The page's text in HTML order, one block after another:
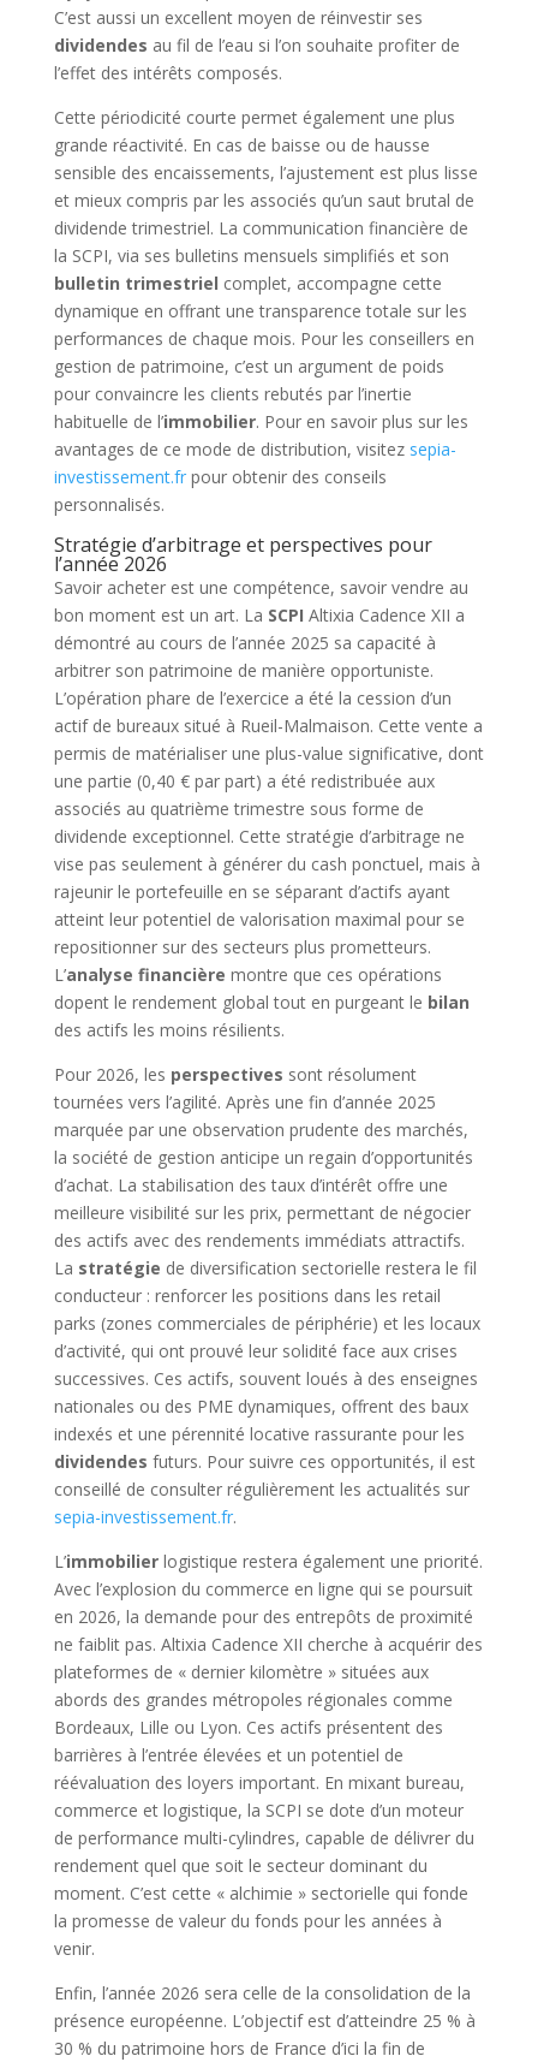
C’est aussi un excellent moyen de réinvestir ses
dividendes au fil de l’eau si l’on souhaite profiter de
l’effet des intérêts composés.
Cette périodicité courte permet également une plus
grande réactivité. En cas de baisse ou de hausse
sensible des encaissements, l’ajustement est plus lisse
et mieux compris par les associés qu’un saut brutal de
dividende trimestriel. La communication financière de
la SCPI, via ses bulletins mensuels simplifiés et son
bulletin trimestriel complet, accompagne cette
dynamique en offrant une transparence totale sur les
performances de chaque mois. Pour les conseillers en
gestion de patrimoine, c’est un argument de poids
pour convaincre les clients rebutés par l’inertie
habituelle de l’immobilier. Pour en savoir plus sur les
avantages de ce mode de distribution, visitez sepia-
investissement.frpour obtenir des conseils
personnalisés.
Stratégie d’arbitrage et perspectives pour
l’année 2026
Savoir acheter est une compétence, savoir vendre au
bon moment est un art. La SCPI Altixia Cadence XII a
démontré au cours de l’année 2025 sa capacité à
arbitrer son patrimoine de manière opportuniste.
L’opération phare de l’exercice a été la cession d’un
actif de bureaux situé à Rueil-Malmaison. Cette vente a
permis de matérialiser une plus-value significative, dont
une partie (0,40 € par part) a été redistribuée aux
associés au quatrième trimestre sous forme de
dividende exceptionnel. Cette stratégie d’arbitrage ne
vise pas seulement à générer du cash ponctuel, mais à
rajeunir le portefeuille en se séparant d’actifs ayant
atteint leur potentiel de valorisation maximal pour se
repositionner sur des secteurs plus prometteurs.
L’analyse financière montre que ces opérations
dopent le rendement global tout en purgeant le bilan
des actifs les moins résilients.
Pour 2026, les perspectives sont résolument
tournées vers l’agilité. Après une fin d’année 2025
marquée par une observation prudente des marchés,
la société de gestion anticipe un regain d’opportunités
d’achat. La stabilisation des taux d’intérêt offre une
meilleure visibilité sur les prix, permettant de négocier
des actifs avec des rendements immédiats attractifs.
La stratégie de diversification sectorielle restera le fil
conducteur : renforcer les positions dans les retail
parks (zones commerciales de périphérie) et les locaux
d’activité, qui ont prouvé leur solidité face aux crises
successives. Ces actifs, souvent loués à des enseignes
nationales ou des PME dynamiques, offrent des baux
indexés et une pérennité locative rassurante pour les
dividendes futurs. Pour suivre ces opportunités, il est
conseillé de consulter régulièrement les actualités sur
sepia-investissement.fr.
L’immobilierlogistique restera également une priorité.
Avec l’explosion du commerce en ligne qui se poursuit
en 2026, la demande pour des entrepôts de proximité
ne faiblit pas. Altixia Cadence XII cherche à acquérir des
plateformes de « dernier kilomètre » situées aux
abords des grandes métropoles régionales comme
Bordeaux, Lille ou Lyon. Ces actifs présentent des
barrières à l’entrée élevées et un potentiel de
réévaluation des loyers important. En mixant bureau,
commerce et logistique, la SCPI se dote d’un moteur
de performance multi-cylindres, capable de délivrer du
rendement quel que soit le secteur dominant du
moment. C’est cette « alchimie » sectorielle qui fonde
la promesse de valeur du fonds pour les années à
venir.
Enfin, l’année 2026 sera celle de la consolidation de la
présence européenne. L’objectif est d’atteindre 25 % à
30 % du patrimoine hors de France d’ici la fin de